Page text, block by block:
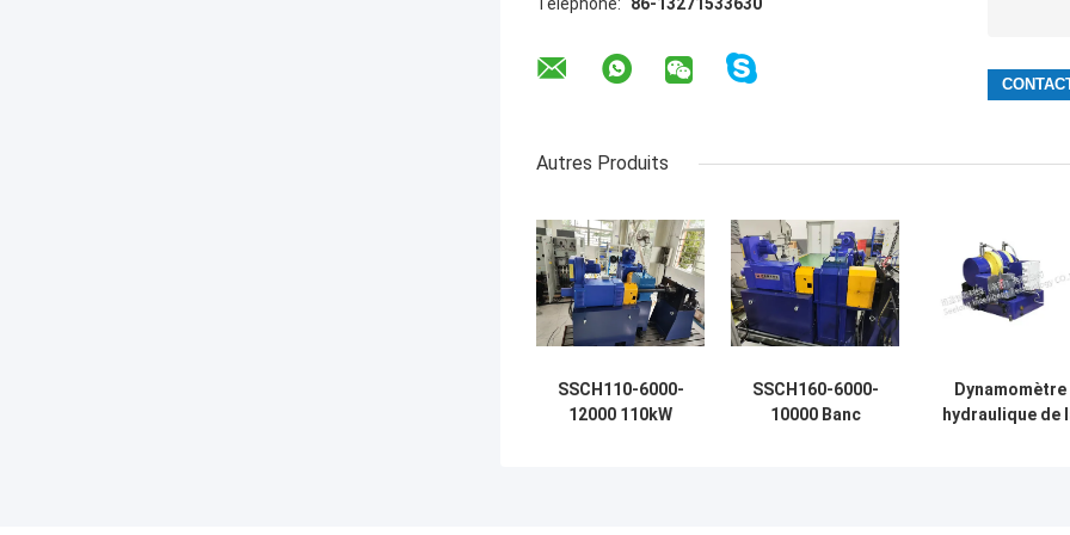
Téléphone:
86-13271533630
Autres Produits
SSCH110-6000-
12000 110kW
SSCH160-6000-
10000 Banc
Dynamomètre
hydraulique de